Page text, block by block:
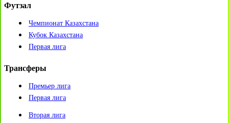
Футзал
Чемпионат Казахстана
Кубок Казахстана
Первая лига
Трансферы
Премьер лига
Первая лига
Вторая лига